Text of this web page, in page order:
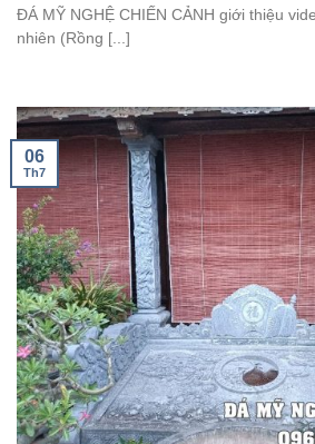
ĐÁ MỸ NGHỆ CHIẾN CẢNH giới thiệu
nhiên (Rồng [...]
06
Th7